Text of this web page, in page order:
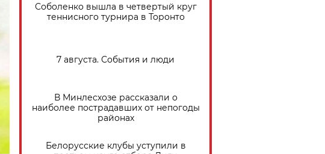
Соболенко вышла в четвертый круг
теннисного турнира в Торонто
7 августа. События и люди
В Минлесхозе рассказали о
наиболее пострадавших от непогоды
районах
Белорусские клубы уступили в